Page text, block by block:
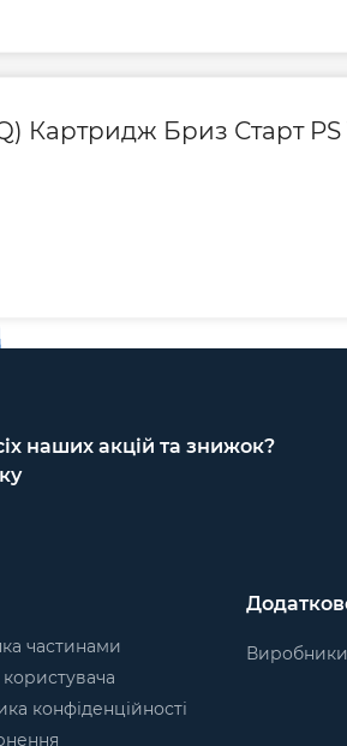
Картридж Бриз Старт
наших акцій та знижок?
частинами
конфіденційності
Виробники